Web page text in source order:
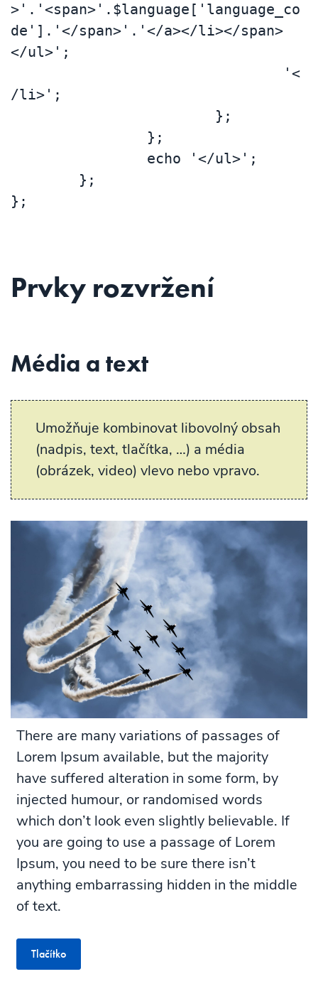
>'.'<span>'.$language['language_co
de'].'</span>'.'</a></li></span>
</ul>';
/li>';
};
Prvky rozvržení
Média a text
Umožňuje kombinovat libovolný obsah
(nadpis, text, tlačítka, …) a média
(obrázek, video) vlevo nebo vpravo.
There are many variations of passages of
Lorem Ipsum available, but the majority
have suffered alteration in some form, by
injected humour, or randomised words
which don’t look even slightly believable. If
you are going to use a passage of Lorem
Ipsum, you need to be sure there isn’t
anything embarrassing hidden in the middle
of text.
Tlačítko